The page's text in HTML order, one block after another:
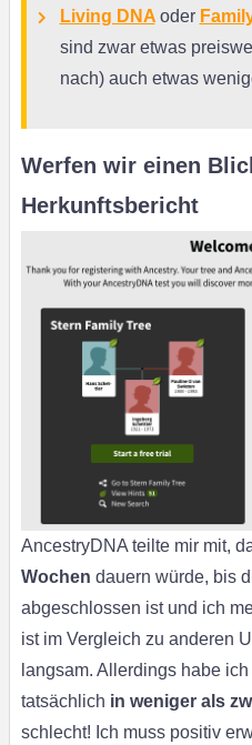
Living DNA oder
sind zwar etwas
nach) auch etwas
Werfen wir einen
Herkunftsbericht
AncestryDNA teilte mir mit,
Wochen dauern würde, bis
abgeschlossen ist und ich
ist im Vergleich zu anderen
langsam. Allerdings habe
tatsächlich in weniger als
schlecht! Ich muss positiv